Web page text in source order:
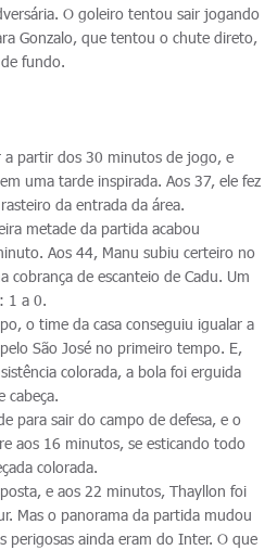
O goleiro tentou sair jogando
Gonzalo, que tentou o chute direto,
fundo.
a partir dos 30 minutos de jogo, e
uma tarde inspirada. Aos 37, ele fez
da entrada da área.
metade da partida acabou
Aos 44, Manu subiu certeiro no
cobrança de escanteio de Cadu. Um
1 a 0.
o time da casa conseguiu igualar a
São José no primeiro tempo. E,
colorada, a bola foi erguida
cabeça.
para sair do campo de defesa, e o
aos 16 minutos, se esticando todo
colorada.
e aos 22 minutos, Thayllon foi
Mas o panorama da partida mudou
perigosas ainda eram do Inter. O que